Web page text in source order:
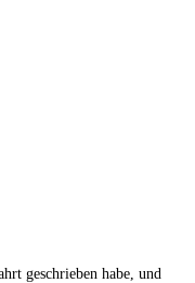
geschrieben habe, und